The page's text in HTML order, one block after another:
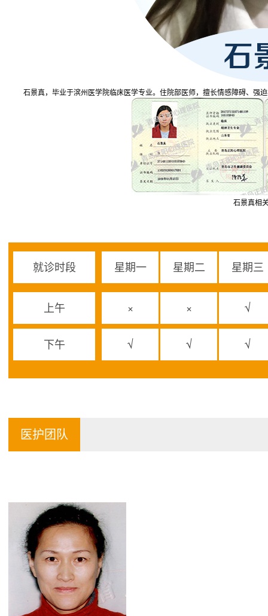
石景真，毕业于滨州医学院临床医学专业。住院部医师，擅长情感障碍、强
石景真相
就诊时段 星期一 星期二 星期三
上午 × × √
下午 √ √ √
医护团队